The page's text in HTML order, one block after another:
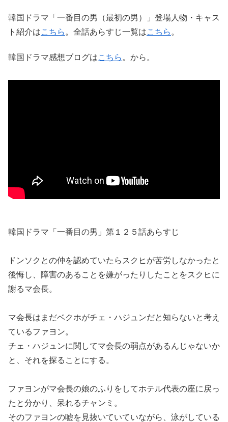
韓国ドラマ「一番目の男（最初の男）」登場人物・キャス
ト紹介はこちら 。全話あらすじ一覧はこちら 。
韓国ドラマ感想ブログはこちら 。から。
韓国ドラマ「一番目の男」第１２５話あらすじ
ドンソクとの仲を認めていたらスクヒが苦労しなかったと
後悔し、障害のあることを嫌がったりしたことをスクヒに
謝るマ会長。
マ会長はまだベクホがチェ・ハジュンだと知らないと考え
ているファヨン。
チェ・ハジュンに関してマ会長の弱点があるんじゃないか
と、それを探ることにする。
ファヨンがマ会長の娘のふりをしてホテル代表の座に戻っ
たと分かり、呆れるチャンミ。
そのファヨンの嘘を見抜いていていながら、泳がしている